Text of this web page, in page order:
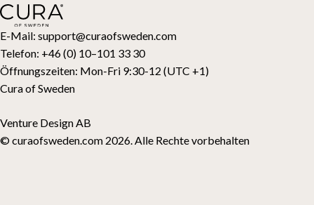
E-Mail: support@curaofsweden.com
Telefon: +46 (0) 10–101 33 30
Öffnungszeiten: Mon-Fri 9:30-12 (UTC +1)
Cura of Sweden
Venture Design AB
© curaofsweden.com 2026. Alle Rechte vorbehalten
Topper
Geschenkkarte